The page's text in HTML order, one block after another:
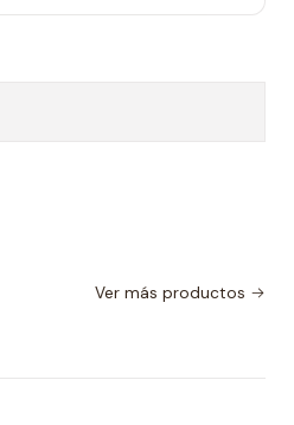
Ver más productos